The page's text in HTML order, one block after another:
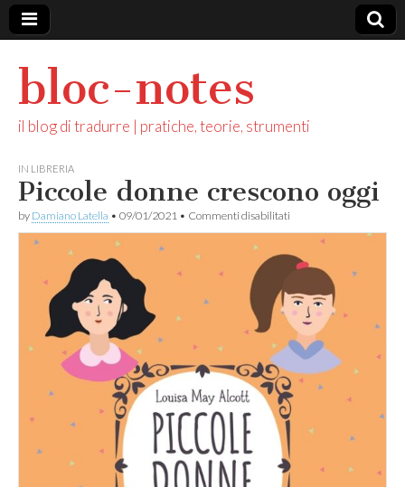
bloc-notes
il blog di tradurre | pratiche, teorie, strumenti
IN LIBRERIA
Piccole donne crescono oggi
by Damiano Latella • 09/01/2021 • Commenti disabilitati
Piccole
crescono
oggi